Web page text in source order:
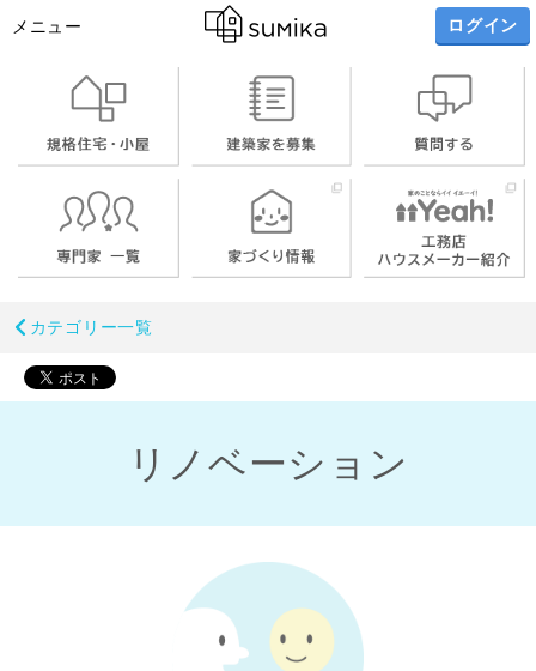
メニュー ログイン
カテゴリー一覧
リノベーション